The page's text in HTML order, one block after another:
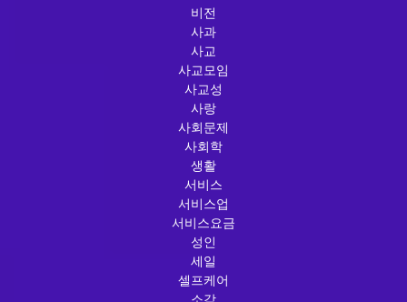
비전
사과
사교
사교모임
사교성
사랑
사회문제
사회학
생활
서비스
서비스업
서비스요금
성인
세일
셀프케어